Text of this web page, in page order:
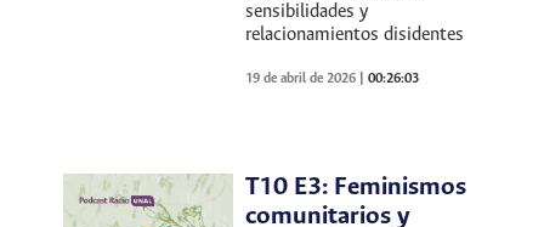
sensibilidades y
relacionamientos disidentes
19 de abril de 2026 |00:26:03
T10 E3: Feminismos
comunitarios y